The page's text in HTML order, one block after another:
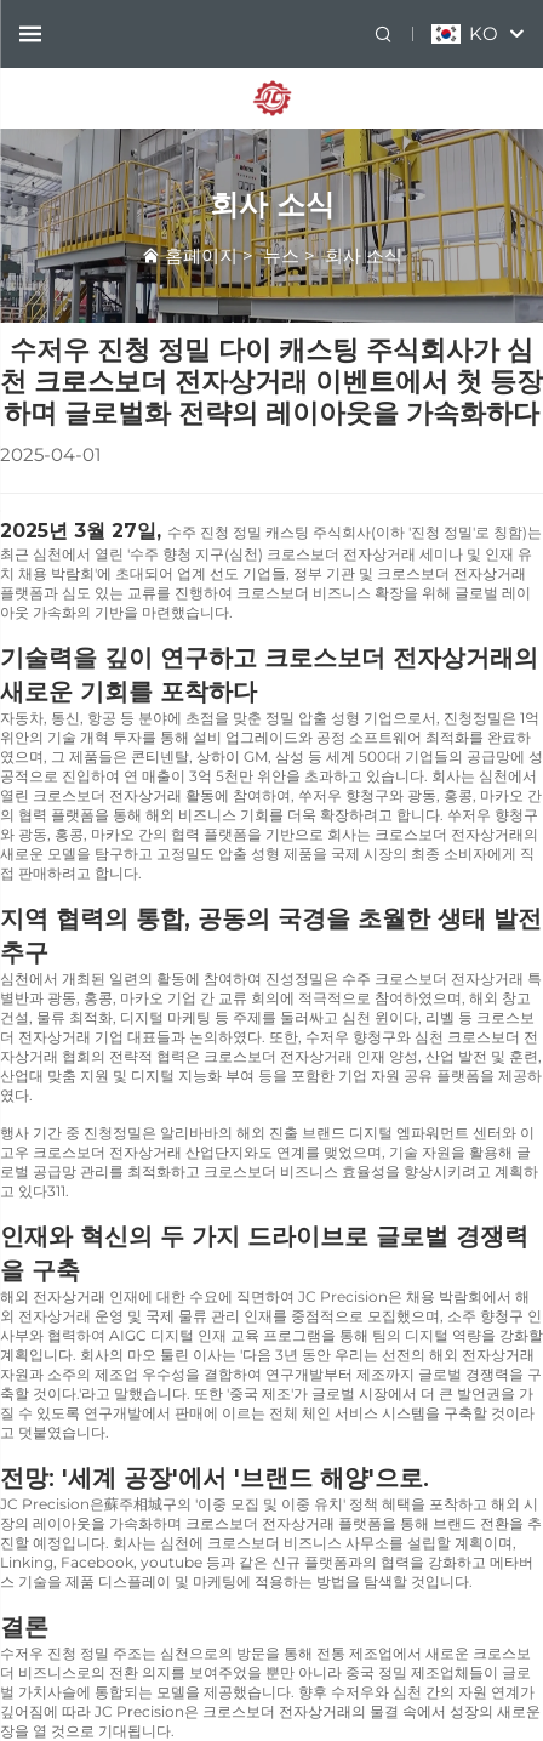
KO
회사 소식
홈페이지>뉴스 >회사 소식
수저우 진청 정밀 다이 캐스팅 주식회사가 심
천 크로스보더 전자상거래 이벤트에서 첫 등장
하며 글로벌화 전략의 레이아웃을 가속화하다
2025-04-01
2025년 3월 27일, 수주 진청 정밀 캐스팅 주식회사(이하 '진청 정밀'로 칭함)는
최근 심천에서 열린 '수주 향청 지구(심천) 크로스보더 전자상거래 세미나 및 인재 유
치 채용 박람회'에 초대되어 업계 선도 기업들, 정부 기관 및 크로스보더 전자상거래
플랫폼과 심도 있는 교류를 진행하여 크로스보더 비즈니스 확장을 위해 글로벌 레이
아웃 가속화의 기반을 마련했습니다.
기술력을 깊이 연구하고 크로스보더 전자상거래의
새로운 기회를 포착하다
자동차, 통신, 항공 등 분야에 초점을 맞춘 정밀 압출 성형 기업으로서, 진청정밀은 1억
위안의 기술 개혁 투자를 통해 설비 업그레이드와 공정 소프트웨어 최적화를 완료하
였으며, 그 제품들은 콘티넨탈, 상하이 GM, 삼성 등 세계 500대 기업들의 공급망에 성
공적으로 진입하여 연 매출이 3억 5천만 위안을 초과하고 있습니다. 회사는 심천에서
열린 크로스보더 전자상거래 활동에 참여하여, 쑤저우 향청구와 광동, 홍콩, 마카오 간
의 협력 플랫폼을 통해 해외 비즈니스 기회를 더욱 확장하려고 합니다. 쑤저우 향청구
와 광동, 홍콩, 마카오 간의 협력 플랫폼을 기반으로 회사는 크로스보더 전자상거래의
새로운 모델을 탐구하고 고정밀도 압출 성형 제품을 국제 시장의 최종 소비자에게 직
접 판매하려고 합니다.
지역 협력의 통합, 공동의 국경을 초월한 생태 발전
추구
심천에서 개최된 일련의 활동에 참여하여 진성정밀은 수주 크로스보더 전자상거래 특
별반과 광동, 홍콩, 마카오 기업 간 교류 회의에 적극적으로 참여하였으며, 해외 창고
건설, 물류 최적화, 디지털 마케팅 등 주제를 둘러싸고 심천 윈이다, 리벨 등 크로스보
더 전자상거래 기업 대표들과 논의하였다. 또한, 수저우 향청구와 심천 크로스보더 전
자상거래 협회의 전략적 협력은 크로스보더 전자상거래 인재 양성, 산업 발전 및 훈련,
산업대 맞춤 지원 및 디지털 지능화 부여 등을 포함한 기업 자원 공유 플랫폼을 제공하
였다.
행사 기간 중 진청정밀은 알리바바의 해외 진출 브랜드 디지털 엠파워먼트 센터와 이
고우 크로스보더 전자상거래 산업단지와도 연계를 맺었으며, 기술 자원을 활용해 글
로벌 공급망 관리를 최적화하고 크로스보더 비즈니스 효율성을 향상시키려고 계획하
고 있다311.
인재와 혁신의 두 가지 드라이브로 글로벌 경쟁력
을 구축
해외 전자상거래 인재에 대한 수요에 직면하여 JC Precision은 채용 박람회에서 해
외 전자상거래 운영 및 국제 물류 관리 인재를 중점적으로 모집했으며, 소주 향청구 인
사부와 협력하여 AIGC 디지털 인재 교육 프로그램을 통해 팀의 디지털 역량을 강화할
계획입니다. 회사의 마오 툴린 이사는 '다음 3년 동안 우리는 선전의 해외 전자상거래
자원과 소주의 제조업 우수성을 결합하여 연구개발부터 제조까지 글로벌 경쟁력을 구
축할 것이다.'라고 말했습니다. 또한 '중국 제조'가 글로벌 시장에서 더 큰 발언권을 가
질 수 있도록 연구개발에서 판매에 이르는 전체 체인 서비스 시스템을 구축할 것이라
고 덧붙였습니다.
전망: '세계 공장'에서 '브랜드 해양'으로.
JC Precision은蘇주相城구의 '이중 모집 및 이중 유치' 정책 혜택을 포착하고 해외 시
장의 레이아웃을 가속화하며 크로스보더 전자상거래 플랫폼을 통해 브랜드 전환을 추
진할 예정입니다. 회사는 심천에 크로스보더 비즈니스 사무소를 설립할 계획이며,
Linking, Facebook, youtube 등과 같은 신규 플랫폼과의 협력을 강화하고 메타버
스 기술을 제품 디스플레이 및 마케팅에 적용하는 방법을 탐색할 것입니다.
결론
수저우 진청 정밀 주조는 심천으로의 방문을 통해 전통 제조업에서 새로운 크로스보
더 비즈니스로의 전환 의지를 보여주었을 뿐만 아니라 중국 정밀 제조업체들이 글로
벌 가치사슬에 통합되는 모델을 제공했습니다. 향후 수저우와 심천 간의 자원 연계가
깊어짐에 따라 JC Precision은 크로스보더 전자상거래의 물결 속에서 성장의 새로운
장을 열 것으로 기대됩니다.